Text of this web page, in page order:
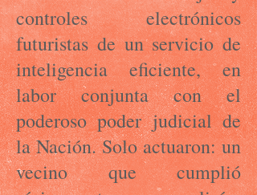
controles electrónicos
futuristas de un servicio de
inteligencia eficiente, en
labor conjunta con el
poderoso poder judicial de
la Nación. Solo actuaron: un
vecino que cumplió